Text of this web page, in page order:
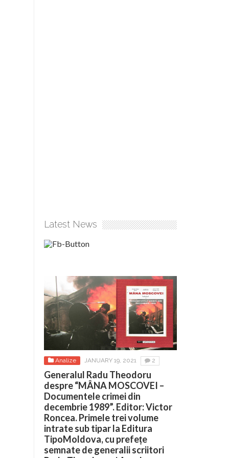
Latest News
Analize JANUARY 19, 2021 2
Generalul Radu Theodoru
despre “MÂNA MOSCOVEI –
Documentele crimei din
decembrie 1989”. Editor: Victor
Roncea. Primele trei volume
intrate sub tipar la Editura
TipoMoldova, cu prefețe
semnate de generalii scriitori